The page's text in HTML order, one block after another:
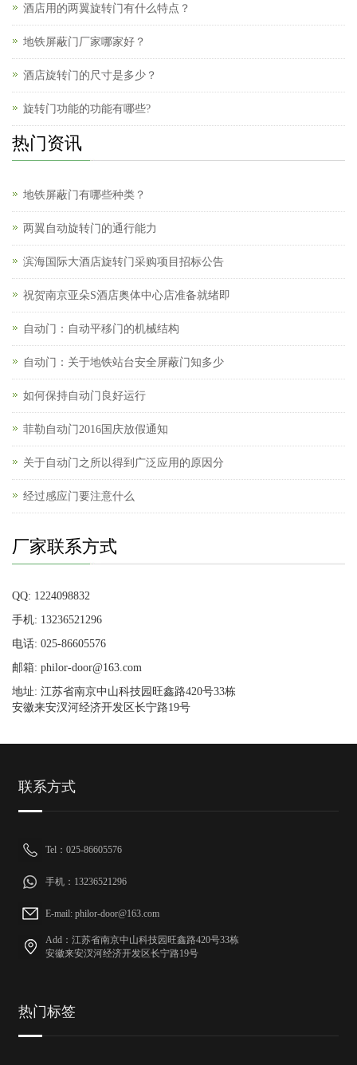
酒店用的两翼旋转门有什么特点？
地铁屏蔽门厂家哪家好？
酒店旋转门的尺寸是多少？
旋转门功能的功能有哪些?
热门资讯
地铁屏蔽门有哪些种类？
两翼自动旋转门的通行能力
滨海国际大酒店旋转门采购项目招标公告
祝贺南京亚朵S酒店奥体中心店准备就绪即
自动门：自动平移门的机械结构
自动门：关于地铁站台安全屏蔽门知多少
如何保持自动门良好运行
菲勒自动门2016国庆放假通知
关于自动门之所以得到广泛应用的原因分
经过感应门要注意什么
厂家联系方式
QQ: 1224098832
手机: 13236521296
电话: 025-86605576
邮箱: philor-door@163.com
地址: 江苏省南京中山科技园旺鑫路420号33栋
安徽来安汊河经济开发区长宁路19号
联系方式
Tel：025-86605576
手机：13236521296
E-mail: philor-door@163.com
Add：江苏省南京中山科技园旺鑫路420号33栋
安徽来安汊河经济开发区长宁路19号
热门标签